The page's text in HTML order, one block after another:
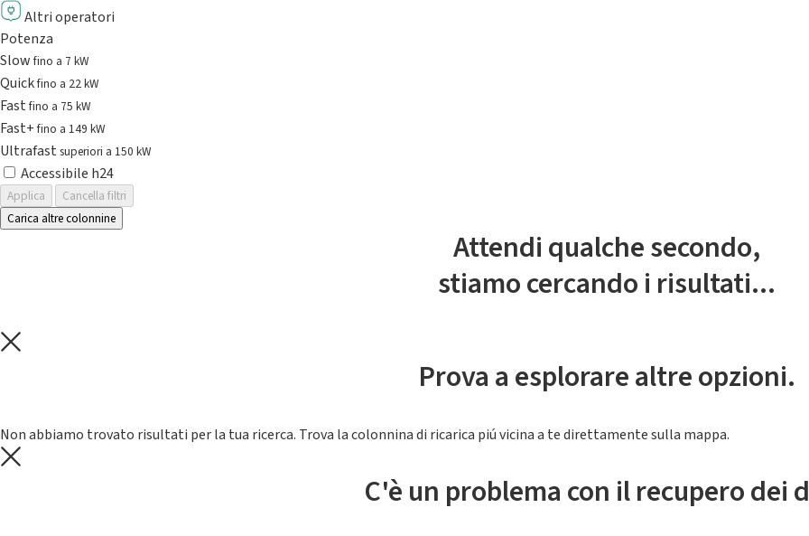
Altri operatori
Potenza
Slowfino a 7 kW
Quickfino a 22 kW
Fastfino a 75 kW
Fast+fino a 149 kW
Ultrafast superiori a 150 kW
Accessibile h24
Applica
Cancella filtri
Carica altre colonnine
Attendi qualche secondo,
stiamo cercando i risultati...
Prova a esplorare altre opzioni.
Non abbiamo trovato risultati per la tua ricerca. Trova la colonnina di ricarica piú vicina a te direttamente sulla mappa.
C'è un problema con il recupero dei